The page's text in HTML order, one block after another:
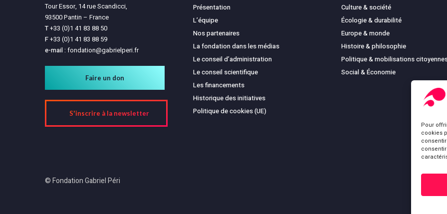
Pour
cookies
Sous-total :
Tour Essor, 14 rue Scandicci,
93500 Pantin – France
T+33 (0)1 41 83 88 50
F+33 (0)1 41 83 88 59
e-mail : fondation@gabrielperi.fr
Faire un don
S'inscrire à la newsletter
Présentation
L’équipe
Nos partenaires
La fondation dans les médias
Le conseil d’administration
Le conseil scientifique
Les financements
Historique des initiatives
Politique de cookies (UE)
Culture & société
Écologie & durabilité
Europe & monde
Histoire & philosophie
Politique & mobilisations
Social & Économie
© Fondation Gabriel Péri